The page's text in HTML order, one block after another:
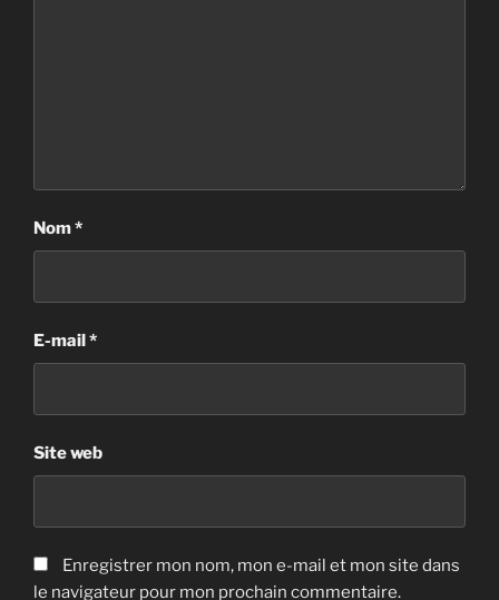
Nom*
E-mail*
Site web
Enregistrer mon nom, mon e-mail et mon site dans
le navigateur pour mon prochain commentaire.